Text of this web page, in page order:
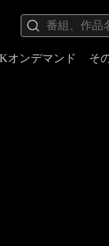
オンデマンド そ